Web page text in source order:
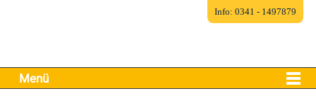
Menü
Info: 0341 - 1497879